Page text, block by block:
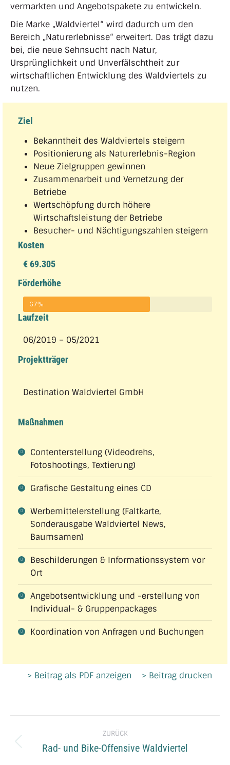
vermarkten und Angebotspakete zu entwickeln.
Die Marke „Waldviertel“ wird dadurch um den
Bereich „Naturerlebnisse“ erweitert. Das trägt dazu
bei, die neue Sehnsucht nach Natur,
Ursprünglichkeit und Unverfälschtheit zur
wirtschaftlichen Entwicklung des Waldviertels zu
nutzen.
Ziel
Bekanntheit des Waldviertels steigern
Positionierung als Naturerlebnis-Region
Neue Zielgruppen gewinnen
Zusammenarbeit und Vernetzung der
Betriebe
Wertschöpfung durch höhere
Wirtschaftsleistung der Betriebe
Besucher- und Nächtigungszahlen steigern
Kosten
€ 69.305
Förderhöhe
67%
Laufzeit
06/2019 – 05/2021
Projektträger
Destination Waldviertel GmbH
Maßnahmen
Contenterstellung (Videodrehs,
Fotoshootings, Textierung)
Grafische Gestaltung eines CD
Werbemittelerstellung (Faltkarte,
Sonderausgabe Waldviertel News,
Baumsamen)
Beschilderungen & Informationssystem vor
Ort
Angebotsentwicklung und -erstellung von
Individual- & Gruppenpackages
Koordination von Anfragen und Buchungen
> Beitrag als PDF anzeigen > Beitrag drucken
navigation
ZURÜCK
Previous
Rad- und Bike-Offensive Waldviertel